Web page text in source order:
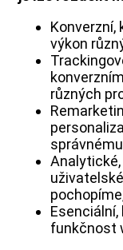
Konverzní,
výkon
různých
funkčnost